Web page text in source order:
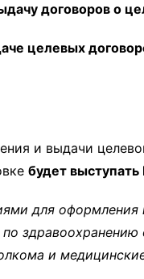
договоров о
целевых
и выдачи
будет
для
и